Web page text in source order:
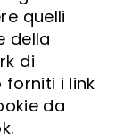
quelli
della
di
forniti i link
da